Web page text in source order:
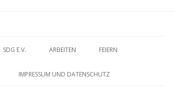
u
SDG E.V.
BEITRITTSERKLÄRUNG
ARBEITEN
DORFWETTBEWERB
FEIERN
IMPRESSUM UND DATENSCHUTZ